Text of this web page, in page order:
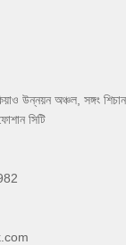
উন্নয়ন অঞ্চল, সঙ্গং শিচান
সিটি